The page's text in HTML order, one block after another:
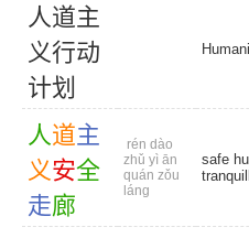
人道主
义行动
计划
人道主
义安全
走廊
rén dào
zhǔ yì ān
quán zǒu
láng
safe